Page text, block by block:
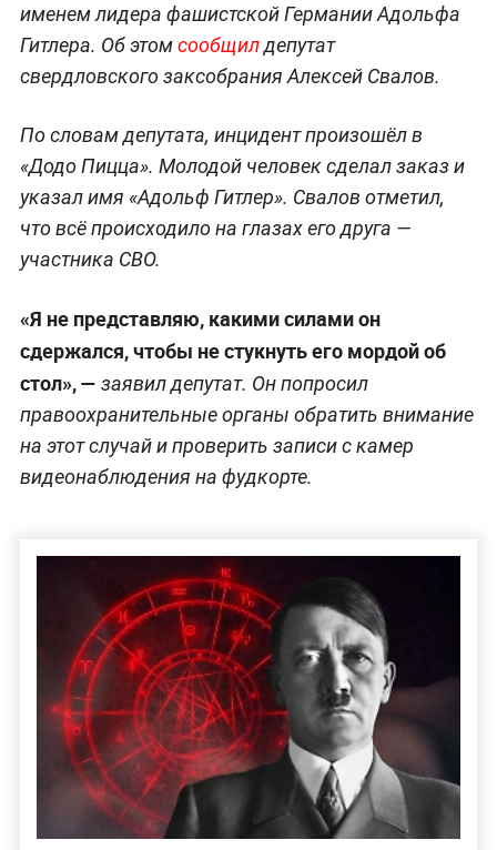
именем лидера фашистской Германии Адольфа
Гитлера. Об этомсообщилдепутат
свердловского заксобрания Алексей Свалов.
По словам депутата, инцидент произошёл в
«Додо Пицца». Молодой человек сделал заказ и
указал имя «Адольф Гитлер». Свалов отметил,
что всё происходило на глазах его друга —
участника СВО.
«Я не представляю, какими силами он
сдержался, чтобы не стукнуть его мордой об
стол», — заявил депутат. Он попросил
правоохранительные органы обратить внимание
на этот случай и проверить записи с камер
видеонаблюдения на фудкорте.